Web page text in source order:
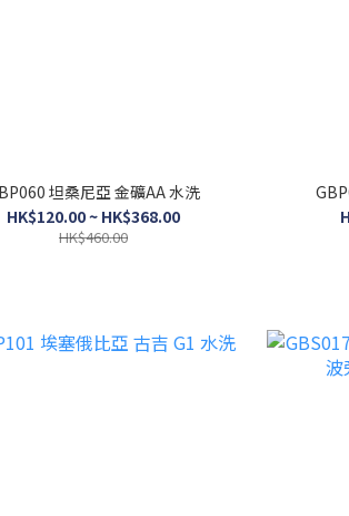
坦桑尼亞 金礦AA 水洗
HK$120.00 ~ HK$368.00
HK$460.00